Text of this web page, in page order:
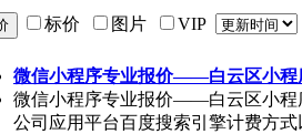
标价 图片 VIP
微信小程序专业报价——白云区小程
微信小程序专业报价——白云区小程
公司应用平台百度搜索引擎计费方式